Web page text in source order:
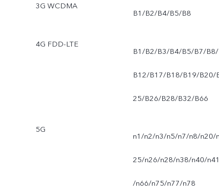
частот и зависит от
различаться в
зависимости от
возможностей сети и
3G WCDMA
B1/B2/B4/B5/B8
4G FDD-LTE
B1/B2/B3/B4/B5/B7/B8/
B12/B17/B18/B19/B20/
25/B26/B28/B32/B66
5G
n1/n2/n3/n5/n7/n8/n20/
25/n26/n28/n38/n40/
/n66/n75/n77/n78